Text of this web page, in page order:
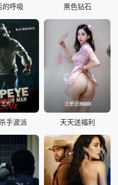
的呼吸 黑色钻石
正片
手波派
注册送8888
天天送福利